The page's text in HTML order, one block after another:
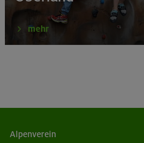
mehr
Alpenverein